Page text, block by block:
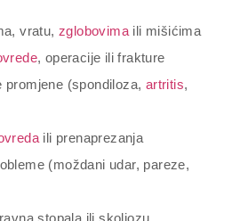
vratu, zglobovima ili mišićima
, operacije ili frakture
promjene (spondiloza, artritis,
ili prenaprezanja
(moždani udar, pareze,
stopala ili skoliozu